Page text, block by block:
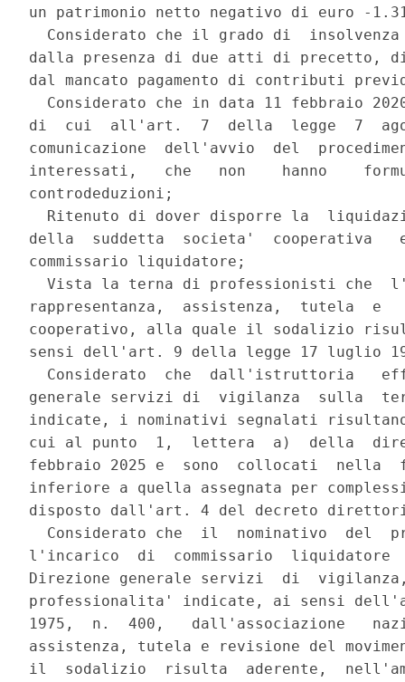
un patrimonio netto negativo di euro -
Considerato che il grado di
dalla presenza di due atti di precetto,
dal mancato pagamento di contributi
Considerato che in data 11 febbraio
di  cui  all'art.  7  della  legge  7
comunicazione  dell'avvio  del
interessati,   che   non    hanno
controdeduzioni;
Ritenuto di dover disporre la
della  suddetta  societa'  cooperativa
commissario liquidatore;
Vista la terna di professionisti che
rappresentanza,  assistenza,  tutela  e
cooperativo, alla quale il sodalizio
sensi dell'art. 9 della legge 17 luglio
Considerato  che  dall'istruttoria
generale servizi di  vigilanza  sulla
indicate, i nominativi segnalati
cui al punto  1,  lettera  a)  della
febbraio 2025 e  sono  collocati  nella
inferiore a quella assegnata per
disposto dall'art. 4 del decreto
Considerato che  il  nominativo  del
l'incarico  di  commissario
Direzione generale servizi  di
professionalita' indicate, ai sensi
1975,  n.  400,   dall'associazione
assistenza, tutela e revisione del
il  sodalizio  risulta  aderente,